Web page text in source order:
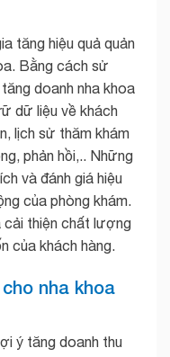
tăng hiệu quả quản
Bằng cách sử
doanh nha khoa
dữ liệu về khách
lịch sử thăm khám
phản hồi,.. Những
và đánh giá hiệu
của phòng khám.
cải thiện chất lượng
của khách hàng.
nha khoa
ý tăng doanh thu